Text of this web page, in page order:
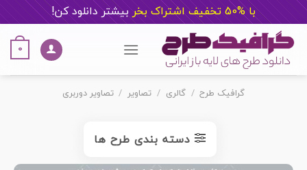
با %50 تخفیف اشتراک بخر بیشتر دانلود کن!
content
0
گرافیک طرح / گالری / تصاویر / تصاویر دوربری
دسته بندی طرح ها